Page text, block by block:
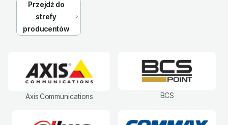
Przejdź do
strefy
producentów
Axis Communications BCS